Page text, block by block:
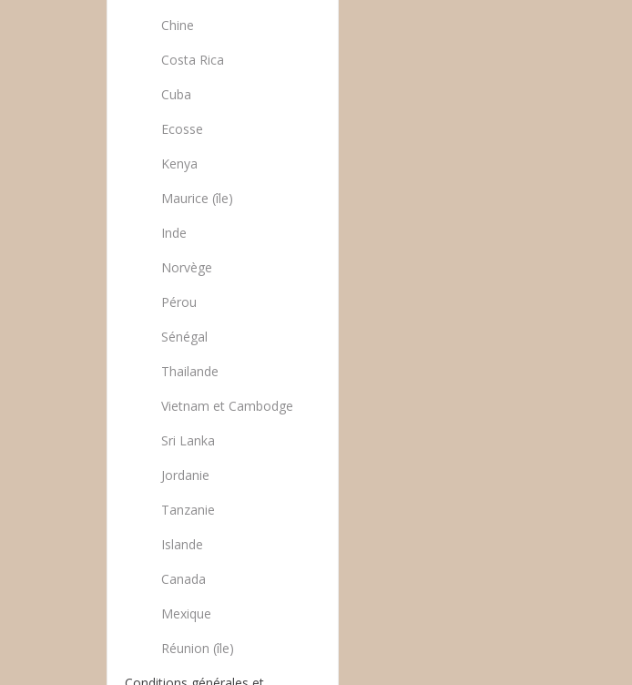
Chine
Costa Rica
Cuba
Ecosse
Kenya
Maurice (île)
Inde
Norvège
Pérou
Sénégal
Thailande
Vietnam et Cambodge
Sri Lanka
Jordanie
Tanzanie
Islande
Canada
Mexique
Réunion (île)